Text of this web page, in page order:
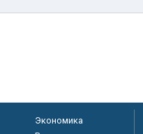
Экономика